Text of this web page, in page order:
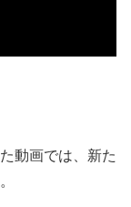
動画では、新た